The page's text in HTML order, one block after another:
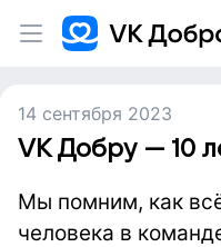
14 сентября 2023
VK Добру — 10
Мы помним, как
человека в